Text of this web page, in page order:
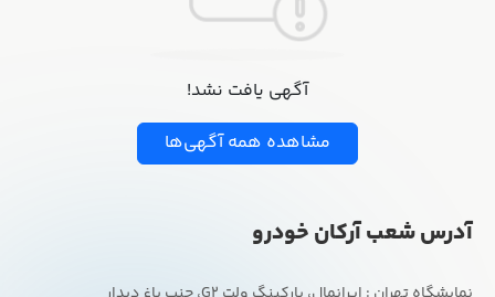
آگهی یافت نشد!
مشاهده همه آگهی‌ها
آدرس شعب آرکان خودرو